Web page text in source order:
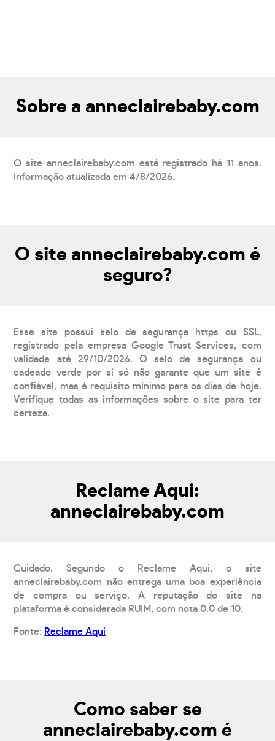
Sobre a anneclairebaby.com
O site anneclairebaby.com está registrado há 11 anos.
Informação atualizada em 4/8/2026.
O site anneclairebaby.com é
seguro?
Esse site possui selo de segurança https ou SSL,
registrado pela empresa Google Trust Services, com
validade até 29/10/2026. O selo de segurança ou
cadeado verde por si só não garante que um site é
confiável, mas é requisito mínimo para os dias de hoje.
Verifique todas as informações sobre o site para ter
certeza.
Reclame Aqui:
anneclairebaby.com
Cuidado. Segundo o Reclame Aqui, o site
anneclairebaby.com não entrega uma boa experiência
de compra ou serviço. A reputação do site na
plataforma é considerada RUIM, com nota 0.0 de 10.
Fonte: Reclame Aqui
Como saber se
anneclairebaby.com é